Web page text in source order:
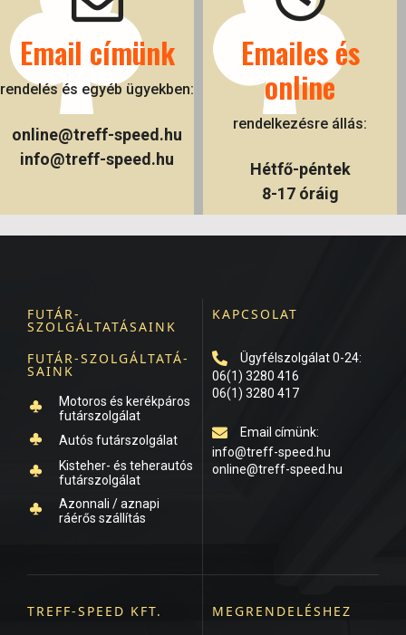
Email címünk
rendelés és egyéb ügyekben:
online@treff-speed.hu
info@treff-speed.hu
Emailes és
online
rendelkezésre állás:
Hétfő-péntek
8-17 óráig
FUTÁR-
SZOLGÁLTATÁSAINK
FUTÁR-SZOLGÁLTATÁ-
SAINK
Motoros és kerékpáros
futárszolgálat
from the Noun Project
Autós futárszolgálat
Kisteher- és teherautós
futárszolgálat
Azonnali / aznapi
ráérős szállítás
KAPCSOLAT
Ügyfélszolgálat 0-24:
06(1) 3280 416
06(1) 3280 417
Email címünk:
info@treff-speed.hu
online@treff-speed.hu
TREFF-SPEED KFT. MEGRENDELÉSHEZ